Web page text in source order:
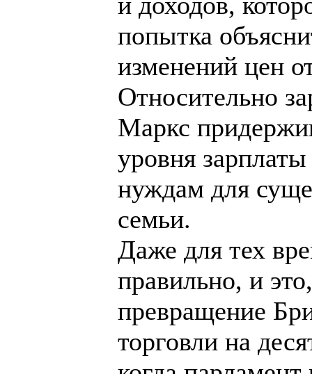
попытка
изменений цен
Относительно
Маркс
уровня
нуждам для
семьи.
Даже для тех
правильно, и
превращение
торговли на